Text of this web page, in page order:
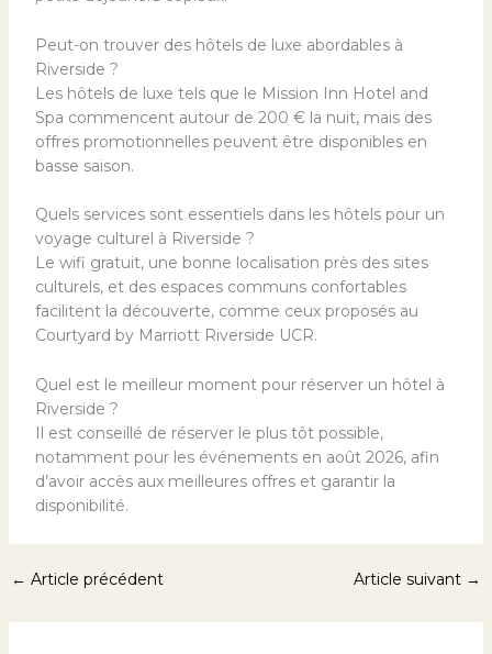
Peut-on trouver des hôtels de luxe abordables à
Riverside ?
Les hôtels de luxe tels que le Mission Inn Hotel and
Spa commencent autour de 200 € la nuit, mais des
offres promotionnelles peuvent être disponibles en
basse saison.
Quels services sont essentiels dans les hôtels pour un
voyage culturel à Riverside ?
Le wifi gratuit, une bonne localisation près des sites
culturels, et des espaces communs confortables
facilitent la découverte, comme ceux proposés au
Courtyard by Marriott Riverside UCR.
Quel est le meilleur moment pour réserver un hôtel à
Riverside ?
Il est conseillé de réserver le plus tôt possible,
notamment pour les événements en août 2026, afin
d’avoir accès aux meilleures offres et garantir la
disponibilité.
← Article précédent Article suivant →